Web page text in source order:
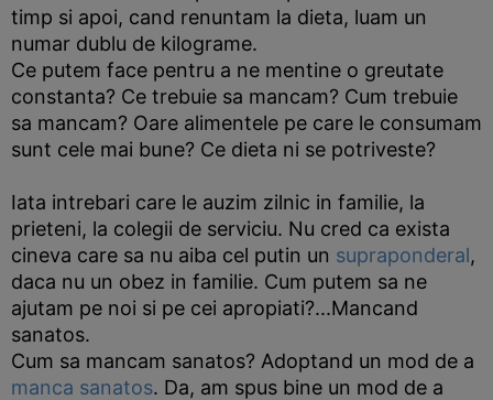
timp si apoi, cand renuntam la dieta, luam un
numar dublu de kilograme.
Ce putem face pentru a ne mentine o greutate
constanta? Ce trebuie sa mancam? Cum trebuie
sa mancam? Oare alimentele pe care le consumam
sunt cele mai bune? Ce dieta ni se potriveste?
Iata intrebari care le auzim zilnic in familie, la
prieteni, la colegii de serviciu. Nu cred ca exista
cineva care sa nu aiba cel putin un supraponderal,
daca nu un obez in familie. Cum putem sa ne
ajutam pe noi si pe cei apropiati?...Mancand
sanatos.
Cum sa mancam sanatos? Adoptand un mod de a
manca sanatos. Da, am spus bine un mod de a